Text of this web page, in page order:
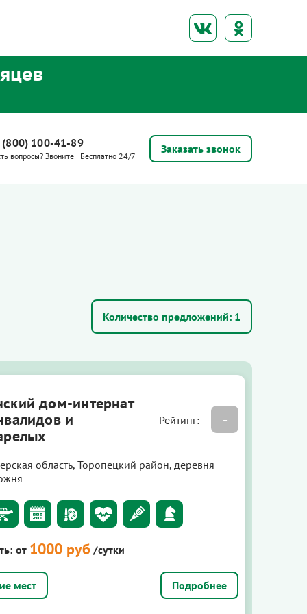
(800) 100-41-89
вопросы? Звоните | Бесплатно 24/7
Заказать звонок
Количество предложений: 1
дом-интернат
и
Рейтинг: -
область, Торопецкий район, деревня
от 1000 руб /сутки
Подробнее